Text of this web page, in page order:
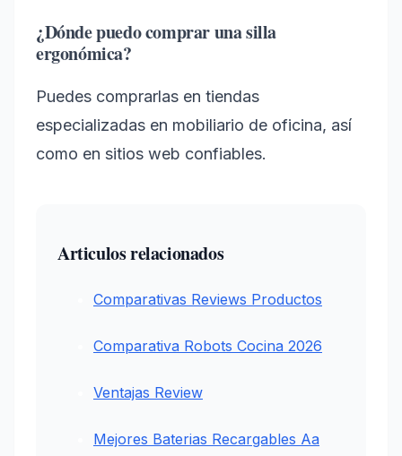
¿Dónde puedo comprar una silla
ergonómica?
Puedes comprarlas en tiendas
especializadas en mobiliario de oficina, así
como en sitios web confiables.
Articulos relacionados
Comparativas Reviews Productos
Comparativa Robots Cocina 2026
Ventajas Review
Mejores Baterias Recargables Aa